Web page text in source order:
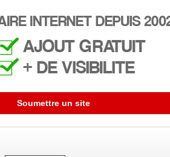
Soumettre un site